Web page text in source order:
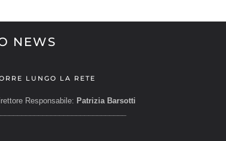
NEWS
LUNGO LA RETE
Responsabile: Patrizia Barsotti